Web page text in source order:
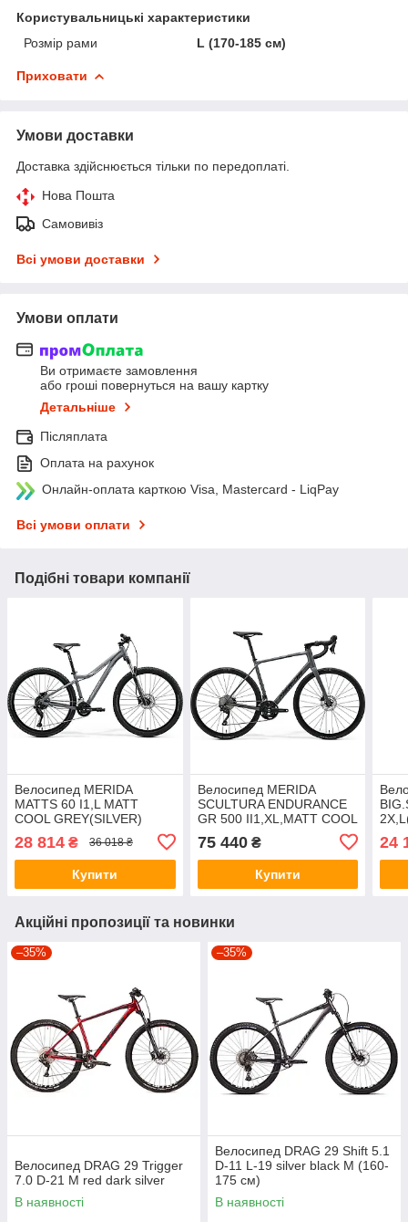
Користувальницькі характеристики
Розмір рами
L (170-185 см)
Приховати
Умови доставки
Доставка здійснюється тільки по передоплаті.
Нова Пошта
Самовивіз
Всі умови доставки
Умови оплати
Ви отримаєте замовлення
або гроші повернуться на вашу картку
Детальніше
Післяплата
Оплата на рахунок
Онлайн-оплата карткою Visa, Mastercard - LiqPay
Всі умови оплати
Подібні товари компанії
Велосипед MERIDA
MATTS 60 I1,L MATT
COOL GREY(SILVER)
28 814 ₴ 36 018 ₴
Купити
Велосипед MERIDA
SCULTURA ENDURANCE
GR 500 II1,XL,MATT COOL
75 440₴
Купити
24
Акційні пропозиції та новинки
–35%
Велосипед DRAG 29 Trigger
7.0 D-21 M red dark silver
В наявності
–35%
Велосипед DRAG 29 Shift 5.1
D-11 L-19 silver black M (160-
175 см)
В наявності